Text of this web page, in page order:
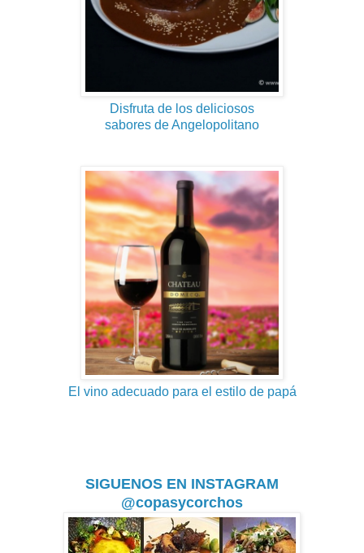
Disfruta de los deliciosos
sabores de Angelopolitano
El vino adecuado para el estilo de papá
SIGUENOS EN INSTAGRAM
@copasycorchos